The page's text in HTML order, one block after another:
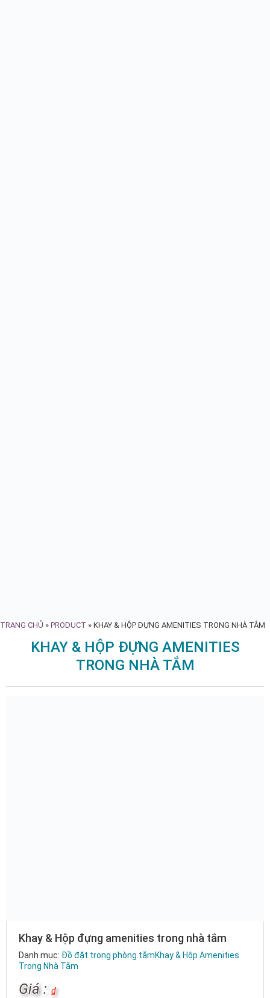
TRANG CHỦ » PRODUCT » KHAY & HỘP ĐỰNG AMENITIES TRONG NHÀ TẮM
KHAY & HỘP ĐỰNG AMENITIES
TRONG NHÀ TẮM
Khay & Hộp đựng amenities trong nhà tắm
Danh mục: Đồ đặt trong phòng tắmKhay & Hộp Amenities
Trong Nhà Tắm
Giá : ₫